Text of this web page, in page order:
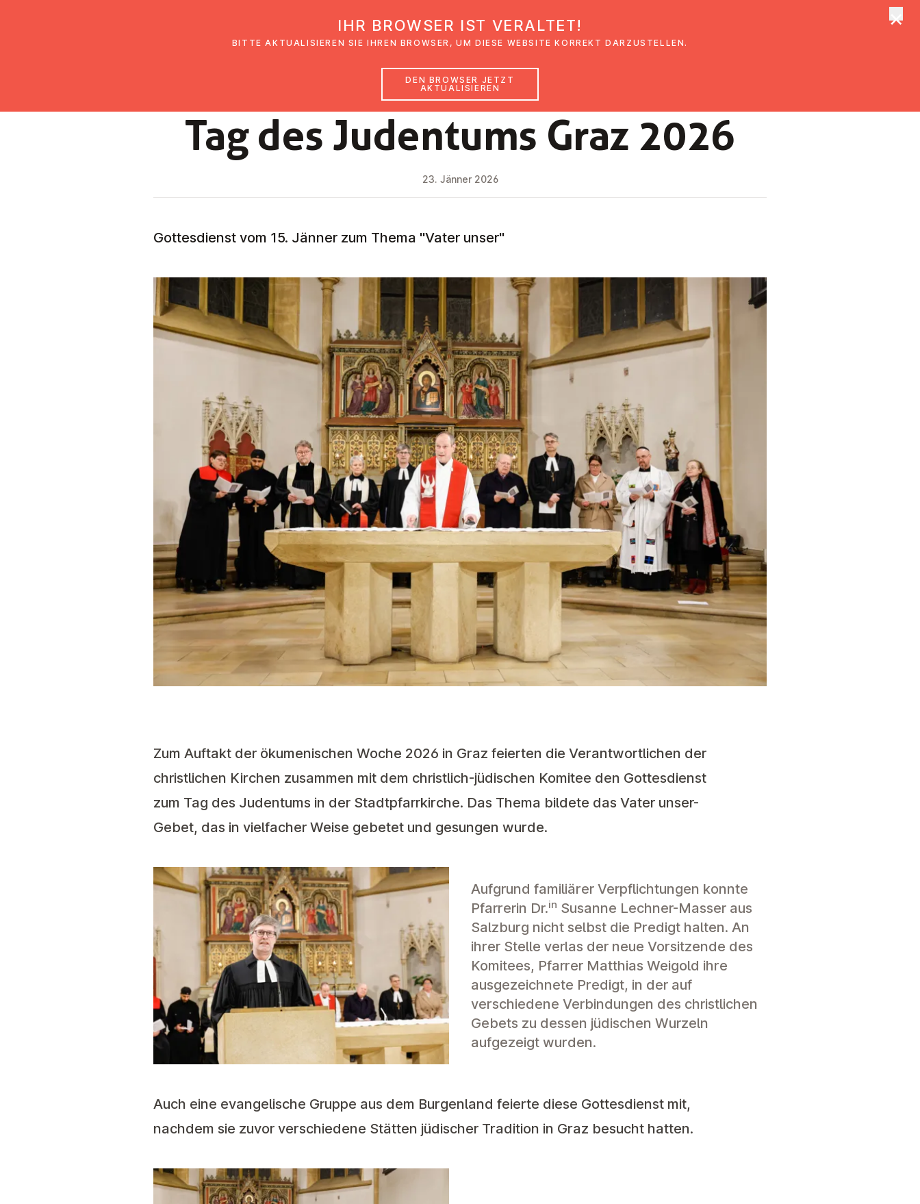
Glaubensimpulse News Veranstaltungen
Tag des Judentums Graz 2026
NEWS
23. Jänner 2026
Gottesdienst vom 15. Jänner zum Thema "Vater unser"
Zum Auftakt der ökumenischen Woche 2026 in Graz feierten die Verantwortlichen der
christlichen Kirchen zusammen mit dem christlich-jüdischen Komitee den Gottesdienst
zum Tag des Judentums in der Stadtpfarrkirche. Das Thema bildete das Vater unser-
Gebet, das in vielfacher Weise gebetet und gesungen wurde.
Aufgrund familiärer Verpflichtungen konnte
Pfarrerin Dr.in Susanne Lechner-Masser aus
Salzburg nicht selbst die Predigt halten. An
ihrer Stelle verlas der neue Vorsitzende des
Komitees, Pfarrer Matthias Weigold ihre
ausgezeichnete Predigt, in der auf
verschiedene Verbindungen des christlichen
Gebets zu dessen jüdischen Wurzeln
aufgezeigt wurden.
Auch eine evangelische Gruppe aus dem Burgenland feierte diese Gottesdienst mit,
nachdem sie zuvor verschiedene Stätten jüdischer Tradition in Graz besucht hatten.
IHR BROWSER IST VERALTET!
BITTE AKTUALISIEREN SIE IHREN BROWSER, UM DIESE WEBSITE KORREKT DARZUSTELLEN.
DEN BROWSER JETZT
AKTUALISIEREN
×